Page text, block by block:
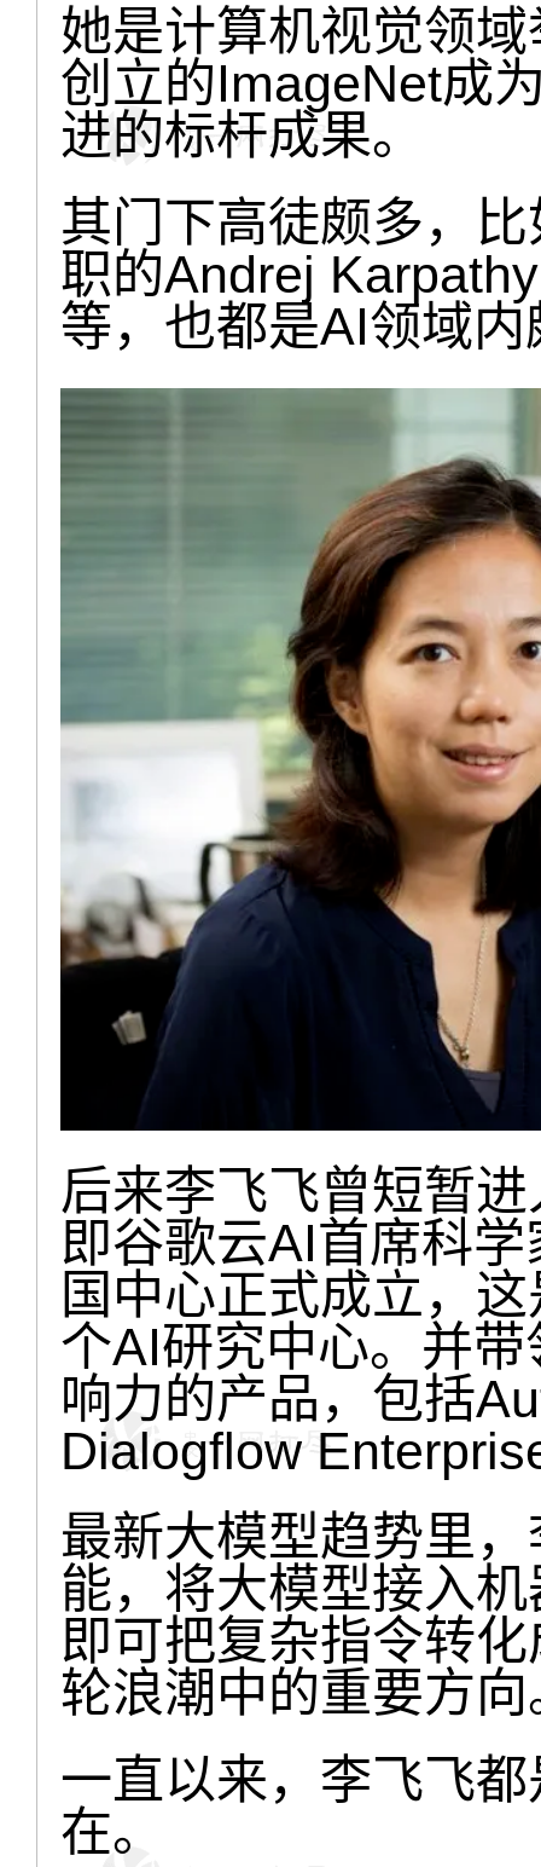
她是计算机视觉领
创立的ImageNet成
进的标杆成果。
其门下高徒颇多，
职的Andrej
等，也都是AI领域
后来李飞飞曾短暂
即谷歌云AI首席科
国中心正式成立，
个AI研究中心。并
响力的产品，包括
Dialogflow
最新大模型趋势里
能，将大模型接入
即可把复杂指令转
轮浪潮中的重要方向
一直以来，李飞飞
在。